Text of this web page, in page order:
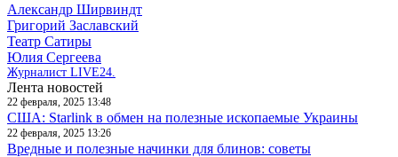
Александр Ширвиндт
Григорий Заславский
Театр Сатиры
Юлия Сергеева
Журналист LIVE24.
Лента новостей
22 февраля, 2025 13:48
США: Starlink в обмен на полезные ископаемые Украины
22 февраля, 2025 13:26
Вредные и полезные начинки для блинов: советы